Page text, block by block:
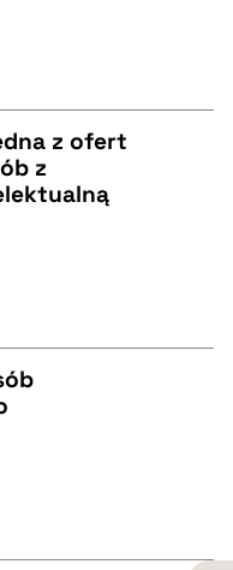
z ofert
z